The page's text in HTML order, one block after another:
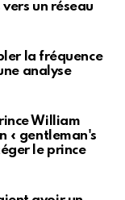
un réseau
la fréquence
analyse
William
« gentleman's
le prince